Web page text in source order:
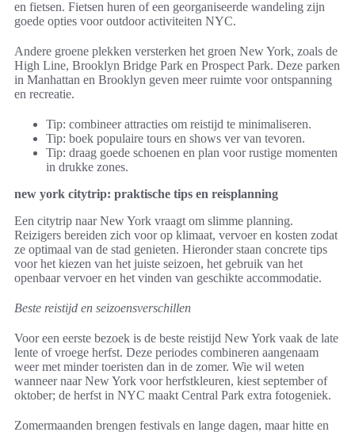
en fietsen. Fietsen huren of een georganiseerde wandeling zijn
goede opties voor outdoor activiteiten NYC.
Andere groene plekken versterken het groen New York, zoals de
High Line, Brooklyn Bridge Park en Prospect Park. Deze parken
in Manhattan en Brooklyn geven meer ruimte voor ontspanning
en recreatie.
Tip: combineer attracties om reistijd te minimaliseren.
Tip: boek populaire tours en shows ver van tevoren.
Tip: draag goede schoenen en plan voor rustige momenten
in drukke zones.
new york citytrip: praktische tips en reisplanning
Een citytrip naar New York vraagt om slimme planning.
Reizigers bereiden zich voor op klimaat, vervoer en kosten zodat
ze optimaal van de stad genieten. Hieronder staan concrete tips
voor het kiezen van het juiste seizoen, het gebruik van het
openbaar vervoer en het vinden van geschikte accommodatie.
Beste reistijd en seizoensverschillen
Voor een eerste bezoek is de beste reistijd New York vaak de late
lente of vroege herfst. Deze periodes combineren aangenaam
weer met minder toeristen dan in de zomer. Wie wil weten
wanneer naar New York voor herfstkleuren, kiest september of
oktober; de herfst in NYC maakt Central Park extra fotogeniek.
Zomermaanden brengen festivals en lange dagen, maar hitte en